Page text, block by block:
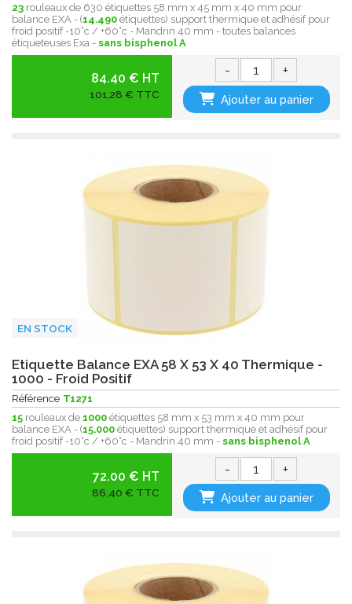
23 rouleaux de 630 étiquettes 58 mm x 45 mm x 40 mm pour
balance EXA - (14.490 étiquettes) support thermique et adhésif pour
froid positif -10°c / +60°c - Mandrin 40 mm - toutes balances
étiqueteuses Exa - sans bisphenol A
84.40 € HT
101,28 € TTC
- +
Ajouter au panier
EN STOCK
Etiquette Balance EXA 58 X 53 X 40 Thermique -
1000 - Froid Positif
Référence T1271
15 rouleaux de 1000 étiquettes 58 mm x 53 mm x 40 mm pour
balance EXA - (15.000 étiquettes) support thermique et adhésif pour
froid positif -10°c / +60°c - Mandrin 40 mm - sans bisphenol A
72.00 € HT
86,40 € TTC
- +
Ajouter au panier